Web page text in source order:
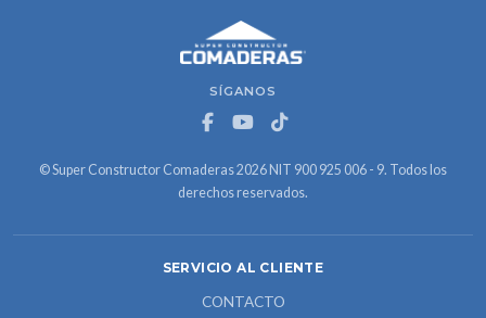
SÍGANOS
© Super Constructor Comaderas 2026 NIT 900 925 006 - 9. Todos los
derechos reservados.
SERVICIO AL CLIENTE
CONTACTO